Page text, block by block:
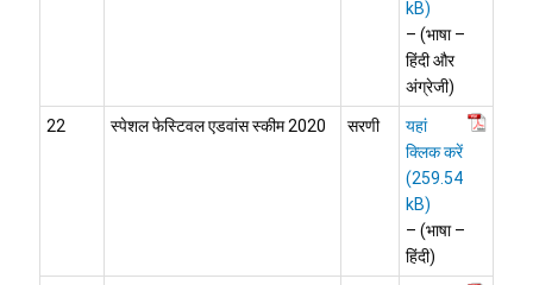
– (भाषा –
हिंदी और
अंग्रेजी)
22 स्पेशल फेस्टिवल एडवांस स्कीम 2020 सरणी
यहां
क्लिक करें
– (भाषा –
हिंदी)